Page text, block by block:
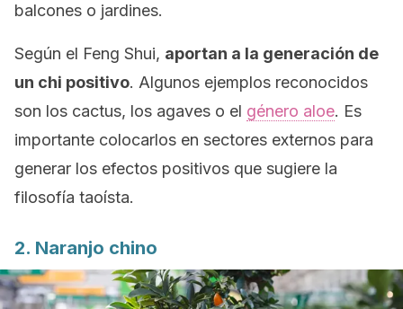
balcones o jardines.
Según el Feng Shui, aportan a la generación de
un chi positivo. Algunos ejemplos reconocidos
son los cactus, los agaves o el género aloe. Es
importante colocarlos en sectores externos para
generar los efectos positivos que sugiere la
filosofía taoísta.
2. Naranjo chino